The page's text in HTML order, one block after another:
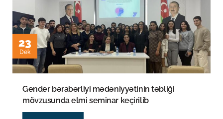
23
Dek
Gender bərabərliyi mədəniyyətinin təbliği
mövzusunda elmi seminar keçirilib